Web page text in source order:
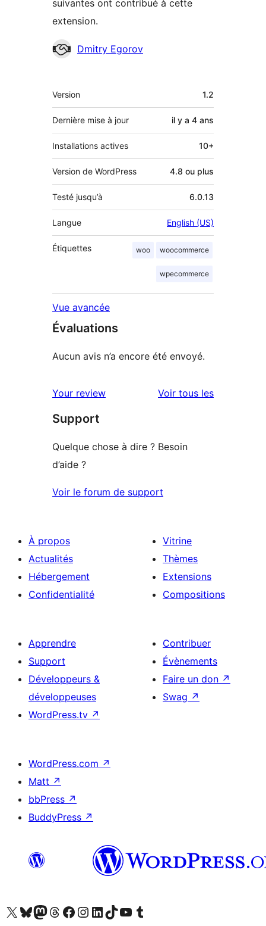
suivantes ont contribué à cette
extension.
Contributeurs
Dmitry Egorov
Méta
Version 1.2
Dernière mise à jour il y a 4 ans
Installations actives 10+
Version de WordPress 4.8 ou plus
Testé jusqu’à 6.0.13
Langue English (US)
Étiquettes woo woocommerce
wpecommerce
Vue avancée
Évaluations
Aucun avis n’a encore été envoyé.
Your review Voir tous lesavis
Support
Quelque chose à dire ? Besoin
d’aide ?
Voir le forum de support
À propos
Actualités
Hébergement
Confidentialité
Vitrine
Thèmes
Extensions
Compositions
Apprendre
Support
Développeurs &
développeuses
WordPress.tv ↗
Contribuer
Évènements
Faire un don ↗
Swag ↗
WordPress.com ↗
Matt ↗
bbPress ↗
BuddyPress ↗
Visitez notre compte X (précédemment Twitter)
Visiter notre compte Bluesky
Visiter notre compte Mastodon
Visiter notre compte Threads
Consulter notre compte Facebook
Consulter notre compte Instagram
Consulter notre compte LinkedIn
Visiter notre compte TokTok
Visiter notre chaîne YouTube
Visiter notre compte Tumblr